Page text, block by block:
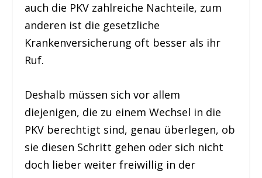
auch die PKV zahlreiche Nachteile, zum
anderen ist die gesetzliche
Krankenversicherung oft besser als ihr
Ruf.
Deshalb müssen sich vor allem
diejenigen, die zu einem Wechsel in die
PKV berechtigt sind, genau überlegen, ob
sie diesen Schritt gehen oder sich nicht
doch lieber weiter freiwillig in der